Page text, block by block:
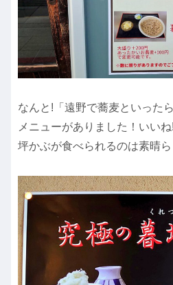
なんと!「遠野で蕎麦といった
メニューがありました！いい
坪かぶが食べられるのは素晴ら